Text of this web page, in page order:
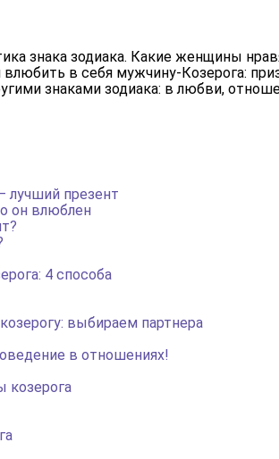
лучший презент
он влюблен
4 способа
выбираем партнера
в отношениях!
козерога